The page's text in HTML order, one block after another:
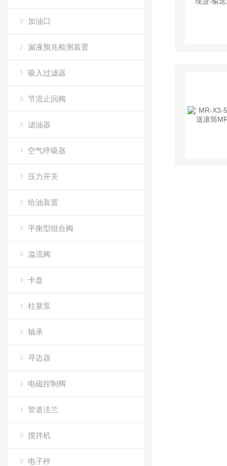
加油口
漏液预兆检测装置
吸入过滤器
节流止回阀
滤油器
空气呼吸器
压力开关
给油装置
平衡型组合阀
溢流阀
卡盘
柱塞泵
轴承
寻边器
电磁控制阀
管道法兰
搅拌机
电子秤